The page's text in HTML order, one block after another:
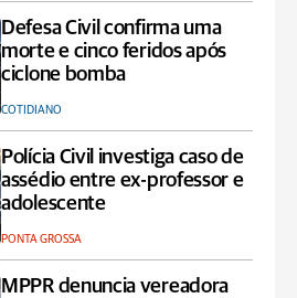
Defesa Civil confirma uma
morte e cinco feridos após
ciclone bomba
COTIDIANO
Polícia Civil investiga caso de
assédio entre ex-professor e
adolescente
PONTA GROSSA
MPPR denuncia vereadora